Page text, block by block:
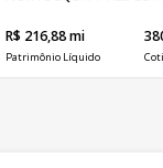
R$ 216,88 mi
Patrimônio Líquido